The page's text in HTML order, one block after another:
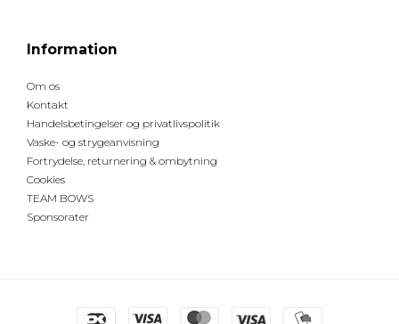
Information
Om os
Kontakt
Handelsbetingelser og privatlivspolitik
Vaske- og strygeanvisning
Fortrydelse, returnering & ombytning
Cookies
TEAM BOWS
Sponsorater